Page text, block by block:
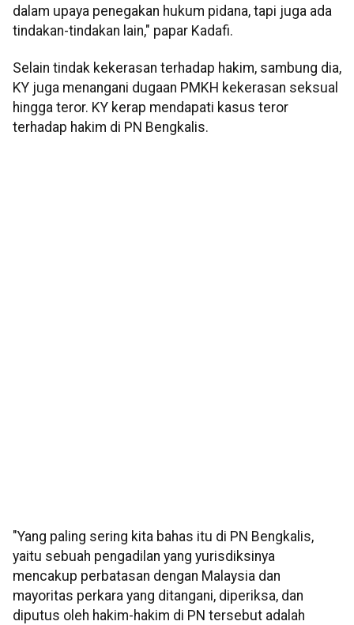
dalam upaya penegakan hukum pidana, tapi juga ada
tindakan-tindakan lain," papar Kadafi.
Selain tindak kekerasan terhadap hakim, sambung dia,
KY juga menangani dugaan PMKH kekerasan seksual
hingga teror. KY kerap mendapati kasus teror
terhadap hakim di PN Bengkalis.
"Yang paling sering kita bahas itu di PN Bengkalis,
yaitu sebuah pengadilan yang yurisdiksinya
mencakup perbatasan dengan Malaysia dan
mayoritas perkara yang ditangani, diperiksa, dan
diputus oleh hakim-hakim di PN tersebut adalah